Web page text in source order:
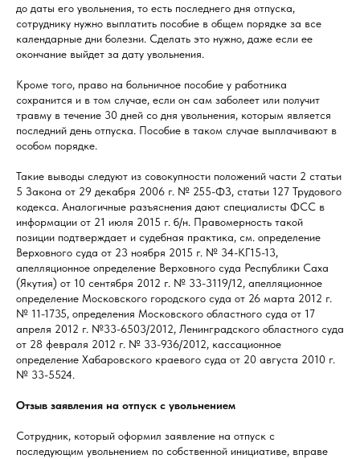
до даты его увольнения, то есть последнего дня отпуска,
сотруднику нужно выплатить пособие в общем порядке за все
календарные дни болезни. Сделать это нужно, даже если ее
окончание выйдет за дату увольнения.
Кроме того, право на больничное пособие у работника
сохранится и в том случае, если он сам заболеет или получит
травму в течение 30 дней со дня увольнения, которым является
последний день отпуска. Пособие в таком случае выплачивают в
особом порядке.
Такие выводы следуют из совокупности положений части 2 статьи
5 Закона от 29 декабря 2006 г. № 255-ФЗ, статьи 127 Трудового
кодекса. Аналогичные разъяснения дают специалисты ФСС в
информации от 21 июля 2015 г. б/н. Правомерность такой
позиции подтверждает и судебная практика, см. определение
Верховного суда от 23 ноября 2015 г. № 34-КГ15-13,
апелляционное определение Верховного суда Республики Саха
(Якутия) от 10 сентября 2012 г. № 33-3119/12, апелляционное
определение Московского городского суда от 26 марта 2012 г.
№ 11-1735, определения Московского областного суда от 17
апреля 2012 г. №33-6503/2012, Ленинградского областного суда
от 28 февраля 2012 г. № 33-936/2012, кассационное
определение Хабаровского краевого суда от 20 августа 2010 г.
№ 33-5524.
Отзыв заявления на отпуск с увольнением
Сотрудник, который оформил заявление на отпуск с
последующим увольнением по собственной инициативе, вправе